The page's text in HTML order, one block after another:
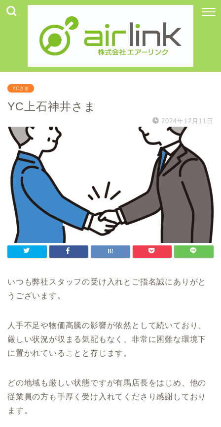
YCさま
YC上石神井さま
2024年12月11日
いつも弊社スタッフの受け入れとご指名誠にありがと
うございます。
人手不足や物価高騰の影響が依然として続いており、
厳しい状況が収まる気配もなく、非常に困難な環境下
に置かれていることと存じます。
どの地域も厳しい状態ですが有馬店長をはじめ、他の
従業員の方も手厚く受け入れてくださり感謝しており
ます。